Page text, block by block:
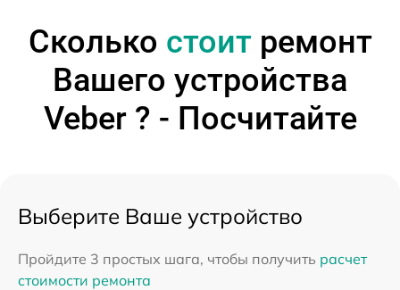
Сколько стоитремонт
Вашего устройства
Veber ? - Посчитайте
Выберите Ваше устройство
Пройдите 3 простых шага, чтобы получить расчет
стоимости ремонта